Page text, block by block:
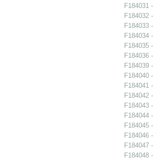
F184031
F184032
F184033
F184034
F184035
F184036
F184039
F184040
F184041
F184042
F184043
F184044
F184045
F184046
F184047
F184048